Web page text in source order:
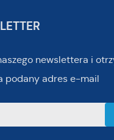
newslettera i
podany adres e-mail